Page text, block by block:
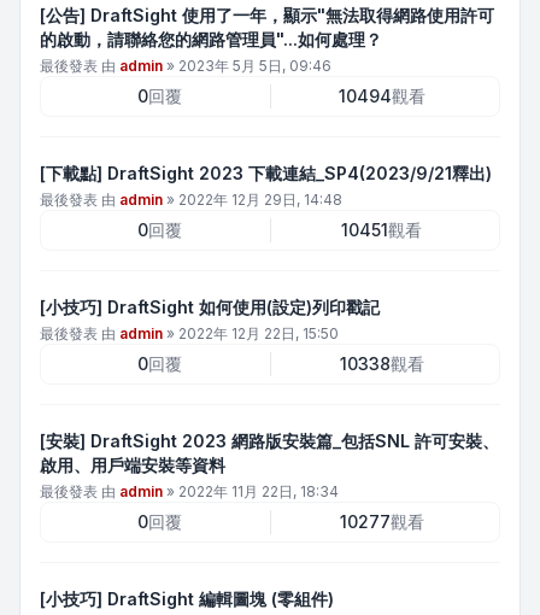
[公告] DraftSight 使用了一年，顯示"無法取得網路使用許可
的啟動，請聯絡您的網路管理員"...如何處理？
最後發表 由 admin » 2023年 5月 5日, 09:46
0回覆 10494觀看
[下載點] DraftSight 2023 下載連結_SP4(2023/9/21釋出)
最後發表 由 admin » 2022年 12月 29日, 14:48
0回覆 10451觀看
[小技巧] DraftSight 如何使用(設定)列印戳記
最後發表 由 admin » 2022年 12月 22日, 15:50
0回覆 10338觀看
[安裝] DraftSight 2023 網路版安裝篇_包括SNL 許可安裝、
啟用、用戶端安裝等資料
最後發表 由 admin » 2022年 11月 22日, 18:34
0回覆 10277觀看
[小技巧] DraftSight 編輯圖塊 (零組件)